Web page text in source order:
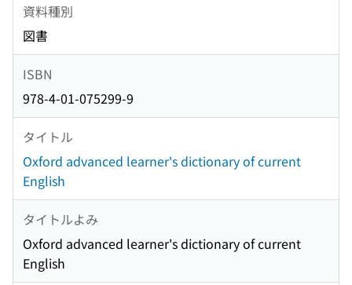
資料種別
図書
ISBN
978-4-01-075299-9
タイトル
Oxford advanced learner's dictionary of current
English
タイトルよみ
Oxford advanced learner's dictionary of current
English